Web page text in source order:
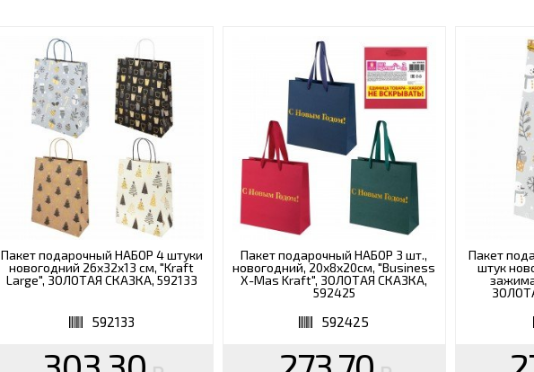
Пакет подарочный НАБОР 4 штуки
новогодний 26x32x13 см, "Kraft
Large", ЗОЛОТАЯ СКАЗКА, 592133
592133
Пакет подарочный НАБОР 3 шт.,
новогодний, 20х8х20см, "Business
X-Mas Kraft", ЗОЛОТАЯ СКАЗКА,
592425
592425
Пакет
штук